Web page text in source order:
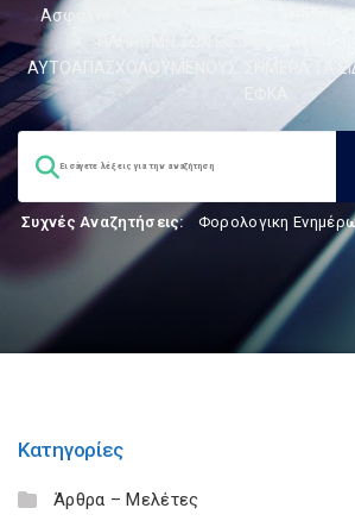
Ασφαλιστικά
ΠΛΗΡΩΜΗ ΤΩΝ ΕΙΣΦΟΡΩΝ
ΑΥΤΟΑΠΑΣΧΟΛΟΥΜΕΝΟΥΣ. ΣΗΜΕΡΑ ΤΑ
ΕΦΚΑ
Συχνές Αναζητήσεις: Φορολογικη
Κατηγορίες
Άρθρα – Μελέτες